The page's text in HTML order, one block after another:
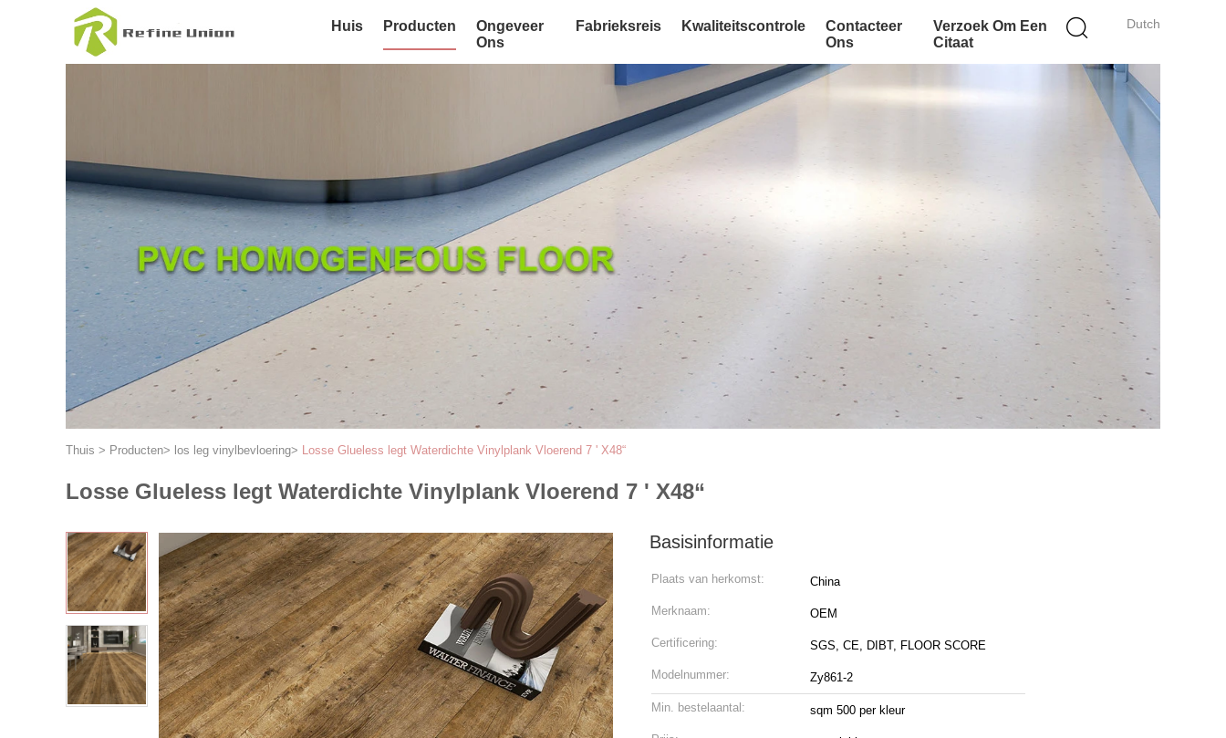
Dutch
Huis Producten
Ongeveer
Ons
Fabrieksreis Kwaliteitscontrole
Contacteer
Ons
Verzoek Om Een
Citaat
Thuis > Producten> los leg vinylbevloering> Losse Glueless legt Waterdichte Vinylplank Vloerend 7 ' X48“
Losse Glueless legt Waterdichte Vinylplank Vloerend 7 ' X48“
Basisinformatie
Plaats van herkomst: China
Merknaam: OEM
Certificering: SGS, CE, DIBT, FLOOR SCORE
Modelnummer: Zy861-2
Min. bestelaantal: sqm 500 per kleur